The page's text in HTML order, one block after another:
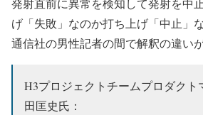
発射直前に異常を検知して発射を中
げ「失敗」なのか打ち上げ「中止」
通信社の男性記者の間で解釈の違い
H3プロジェクトチームプロダクト
田匡史氏：